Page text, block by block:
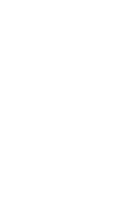
Juanfran Funes,
“Por momentos nos
Ya se han
Eneko Jauregui,